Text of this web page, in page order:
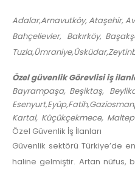
Adalar,Arnavutköy, Ataşehir,
Bahçelievler, Bakırköy,
Özel güvenlik Görevlisi iş
Bayrampaşa, Beşiktaş,
Kartal, Küçükçekmece,
Özel Güvenlik İş İlanları
Güvenlik sektörü Türkiye’de
haline gelmiştir. Artan nüfus,